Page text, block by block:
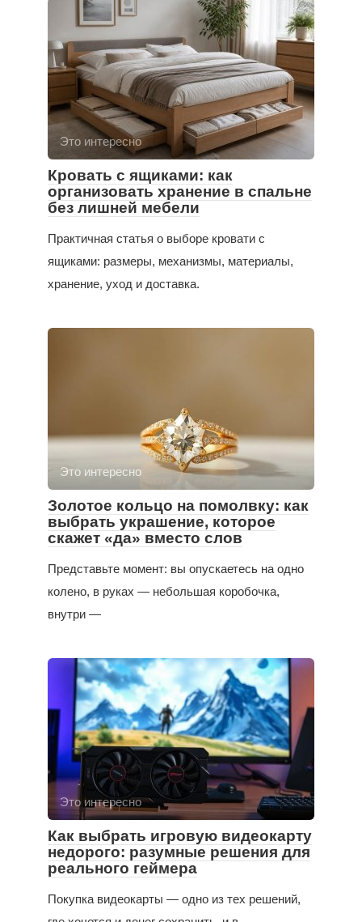
Это интересно
Кровать с ящиками: как
организовать хранение в спальне
без лишней мебели
Практичная статья о выборе кровати с
ящиками: размеры, механизмы, материалы,
хранение, уход и доставка.
Это интересно
Золотое кольцо на помолвку: как
выбрать украшение, которое
скажет «да» вместо слов
Представьте момент: вы опускаетесь на одно
колено, в руках — небольшая коробочка,
внутри —
Это интересно
Как выбрать игровую видеокарту
недорого: разумные решения для
реального геймера
Покупка видеокарты — одно из тех решений,